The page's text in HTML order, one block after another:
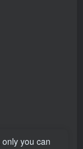
you can